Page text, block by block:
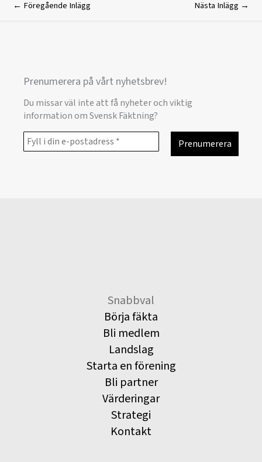
← Föregående Inlägg Nästa Inlägg →
Prenumerera på vårt nyhetsbrev!
Du missar väl inte att få nyheter och viktig
information om Svensk Fäktning?
Snabbval
Börja fäkta
Bli medlem
Landslag
Starta en förening
Bli partner
Värderingar
Strategi
Kontakt